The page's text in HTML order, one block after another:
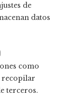
de
datos
como
recopilar
terceros.